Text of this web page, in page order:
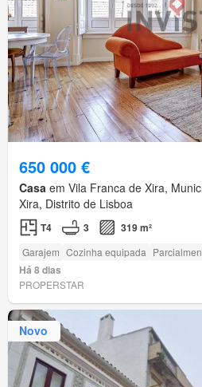
650 000 €
Casa em Vila Franca de Xira,
Xira, Distrito de Lisboa
T4 3 319 m²
Garajem Cozinha equipada
Há 8 dias
PROPERSTAR
Novo